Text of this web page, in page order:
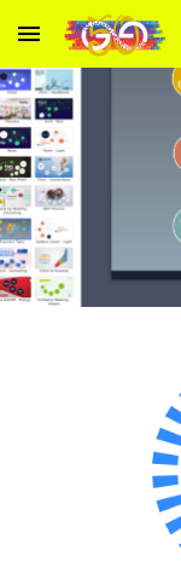
Skip to main content